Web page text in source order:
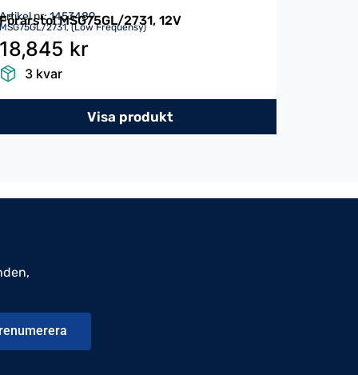
Artikel nr: 1453489
Förarstol MSG75GL/2731, 12V
MSG75GL/2731, (Low Frequensy)
18,845 kr
3 kvar
Visa produkt